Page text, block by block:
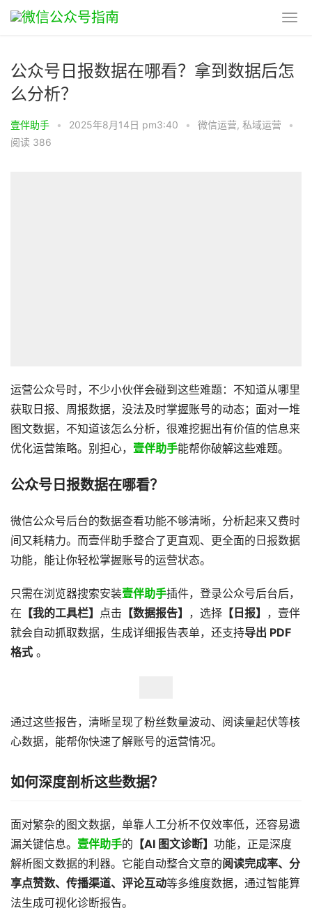
公众号日报数据在哪看？拿到数据后怎
么分析？
壹伴助手 • 2025年8月14日 pm3:40 • 微信运营, 私域运营
•
阅读 386
运营公众号时，不少小伙伴会碰到这些难题：不知道从哪里
获取日报、周报数据，没法及时掌握账号的动态；面对一堆
图文数据，不知道该怎么分析，很难挖掘出有价值的信息来
优化运营策略。别担心， 壹伴助手能帮你破解这些难题。
公众号日报数据在哪看？
微信公众号后台的数据查看功能不够清晰，分析起来又费时
间又耗精力。而壹伴助手整合了更直观、更全面的日报数据
功能，能让你轻松掌握账号的运营状态。
只需在浏览器搜索安装壹伴助手插件，登录公众号后台后，
在 【我的工具栏】 点击 【数据报告】 ，选择 【日报】
，壹伴
就会自动抓取数据，生成详细报告表单，还支持导出 PDF
格式 。
通过这些报告，清晰呈现了粉丝数量波动、阅读量起伏等核
心数据，能帮你快速了解账号的运营情况。
如何深度剖析这些数据？
面对繁杂的图文数据，单靠人工分析不仅效率低，还容易遗
漏关键信息。 壹伴助手的 【AI 图文诊断】 功能，正是深度
解析图文数据的利器。它能自动整合文章的阅读完成率、分
享点赞数、传播渠道、评论互动等多维度数据，通过智能算
法生成可视化诊断报告。